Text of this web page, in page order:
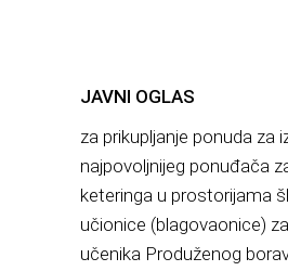
JAVNI OGLAS
za prikupljanje ponuda za
najpovoljnijeg ponuđača
keteringa u prostorijama
učionice (blagovaonice)
učenika Produženog